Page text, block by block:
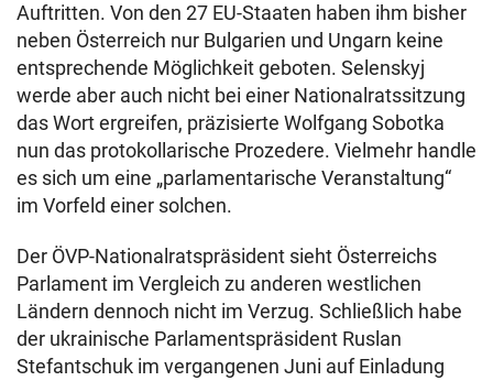
Auftritten. Von den 27 EU-Staaten haben ihm bisher
neben Österreich nur Bulgarien und Ungarn keine
entsprechende Möglichkeit geboten. Selenskyj
werde aber auch nicht bei einer Nationalratssitzung
das Wort ergreifen, präzisierte Wolfgang Sobotka
nun das protokollarische Prozedere. Vielmehr handle
es sich um eine „parlamentarische Veranstaltung“
im Vorfeld einer solchen.
Der ÖVP-Nationalratspräsident sieht Österreichs
Parlament im Vergleich zu anderen westlichen
Ländern dennoch nicht im Verzug. Schließlich habe
der ukrainische Parlamentspräsident Ruslan
Stefantschuk im vergangenen Juni auf Einladung